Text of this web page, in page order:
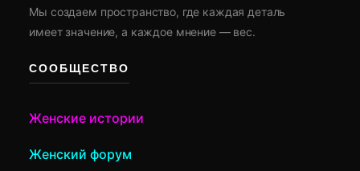
Мы создаем пространство, где каждая деталь
имеет значение, а каждое мнение — вес.
СООБЩЕСТВО
Женские истории
Женский форум